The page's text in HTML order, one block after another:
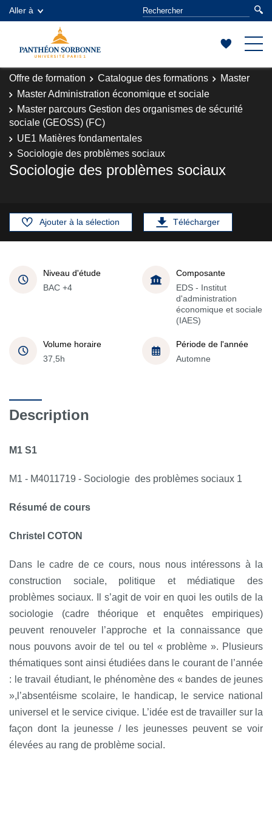
Aller à
Offre de formation Catalogue des formations
Master
Master Administration économique et sociale
Master parcours Gestion des organismes de sécurité
sociale (GEOSS) (FC)
UE1 Matières fondamentales
Sociologie des problèmes sociaux
Sociologie des problèmes sociaux
Ajouter à la sélection Télécharger
Niveau d'étude
BAC +4
Composante
EDS - Institut
d'administration
économique et sociale
(IAES)
Volume horaire
37,5h
Période de l'année
Automne
Description
M1 S1
M1 - M4011719 - Sociologie des problèmes sociaux 1
Résumé de cours
Christel COTON
Dans le cadre de ce cours, nous nous intéressons à la
construction sociale, politique et médiatique des
problèmes sociaux. Il s’agit de voir en quoi les outils de la
sociologie (cadre théorique et enquêtes empiriques)
peuvent renouveler l’approche et la connaissance que
nous pouvons avoir de tel ou tel « problème ». Plusieurs
thématiques sont ainsi étudiées dans le courant de l’année
: le travail étudiant, le phénomène des « bandes de jeunes
»,l’absentéisme scolaire, le handicap, le service national
universel et le service civique. L’idée est de travailler sur la
façon dont la jeunesse / les jeunesses peuvent se voir
élevées au rang de problème social.